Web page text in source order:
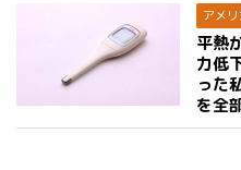
アメ
平熱
力低
った
を全